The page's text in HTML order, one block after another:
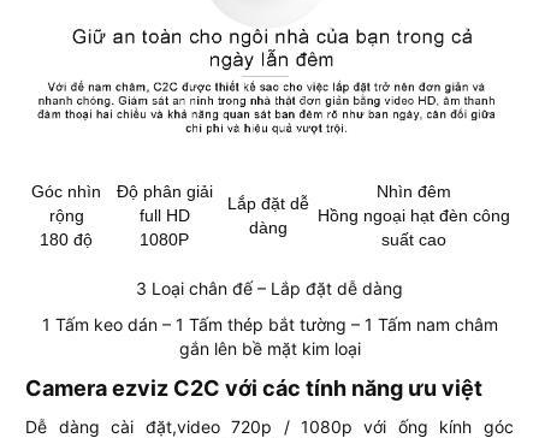
Góc nhìn
rộng
180 độ
Độ phân giải
full HD
1080P
Lắp đặt dễ
dàng
Nhìn đêm
Hồng ngoại hạt đèn công
suất cao
3 Loại chân đế – Lắp đặt dễ dàng
1 Tấm keo dán – 1 Tấm thép bắt tường – 1 Tấm nam châm
gắn lên bề mặt kim loại
Camera ezviz C2C với các tính năng ưu việt
Dễ dàng cài đặt,video 720p / 1080p với ống kính góc